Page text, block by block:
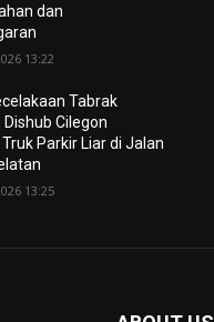
dan
13:22
Tabrak
Dishub Cilegon
Parkir Liar di Jalan
13:25